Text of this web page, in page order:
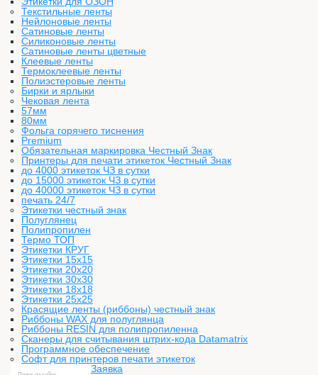
Текстильные ленты
Нейлоновые ленты
Сатиновые ленты
Силиконовые ленты
Сатиновые ленты цветные
Клеевые ленты
Термоклеевые ленты
Полиэстеровые ленты
Бирки и ярлыки
Чековая лента
57мм
80мм
Фольга горячего тиснения
Premium
Обязательная маркировка Честный Знак
Принтеры для печати этикеток Честный Знак
до 4000 этикеток ЧЗ в сутки
до 15000 этикеток ЧЗ в сутки
до 40000 этикеток ЧЗ в сутки
печать 24/7
Этикетки честный знак
Полуглянец
Полипропилен
Термо ТОП
Этикетки КРУГ
Этикетки 15х15
Этикетки 20х20
Этикетки 30х30
Этикетки 18х18
Этикетки 25х25
Красящие ленты (риббоны) честный знак
Риббоны WAX для полуглянца
Риббоны RESIN для полипропиленна
Сканеры для считывания штрих-кода Datamatrix
Программное обеспечение
Софт для принтеров печати этикеток
Заявка